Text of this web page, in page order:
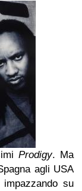
Prodigy. Ma
agli USA
su